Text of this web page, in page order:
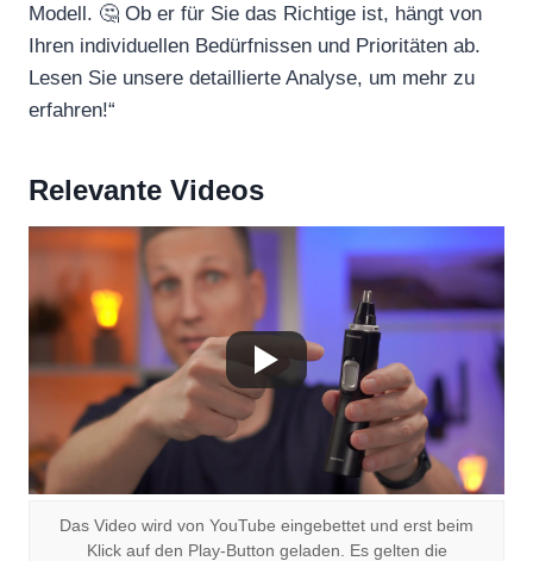
Modell. 🤔 Ob er für Sie das Richtige ist, hängt von
Ihren individuellen Bedürfnissen und Prioritäten ab.
Lesen Sie unsere detaillierte Analyse, um mehr zu
erfahren!“
Relevante Videos
Das Video wird von YouTube eingebettet und erst beim
Klick auf den Play-Button geladen. Es gelten die